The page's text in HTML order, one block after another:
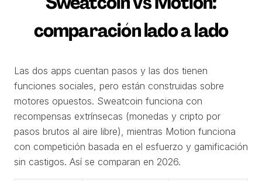
comparación lado a lado
Las dos apps cuentan pasos y las dos tienen
funciones sociales, pero están construidas sobre
motores opuestos. Sweatcoin funciona con
recompensas extrínsecas (monedas y cripto por
pasos brutos al aire libre), mientras Motion funciona
con competición basada en el esfuerzo y gamificación
sin castigos. Así se comparan en 2026.